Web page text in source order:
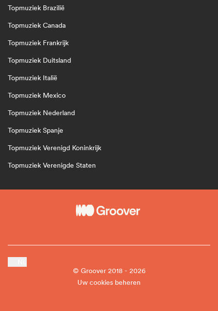
Topmuziek Brazilië
Topmuziek Canada
Topmuziek Frankrijk
Topmuziek Duitsland
Topmuziek Italië
Topmuziek Mexico
Topmuziek Nederland
Topmuziek Spanje
Topmuziek Verenigd Koninkrijk
Topmuziek Verenigde Staten
© Groover 2018 - 2026
Uw cookies beheren